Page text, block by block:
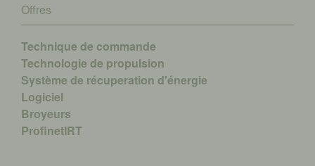
Offres
Technique de commande
Technologie de propulsion
Système de récuperation d'énergie
Logiciel
Broyeurs
ProfinetIRT